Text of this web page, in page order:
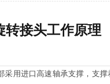
液旋转接头
接头工作原理
采用进口高速轴承支撑，支